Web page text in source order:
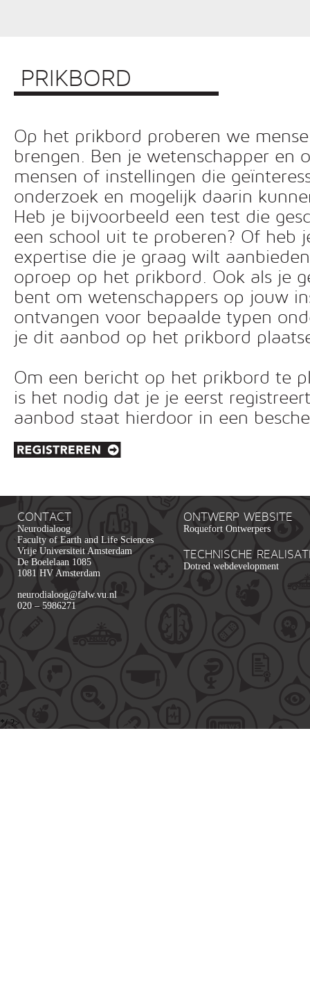
PRIKBORD
Op het prikbord proberen we
brengen. Ben je wetenschapper en
mensen of instellingen die
onderzoek en mogelijk daarin
Heb je bijvoorbeeld een test die
een school uit te proberen? Of heb
expertise die je graag wilt
oproep op het prikbord. Ook als je
bent om wetenschappers op jouw
ontvangen voor bepaalde typen
je dit aanbod op het prikbord
Om een bericht op het prikbord te
is het nodig dat je je eerst
aanbod staat hierdoor in een
CONTACT
Neurodialoog
Faculty of Earth and Life Sciences
Vrije Universiteit Amsterdam
De Boelelaan 1085
1081 HV Amsterdam
neurodialoog@falw.vu.nl
020 – 5986271
ONTWERP WEBSITE
Roquefort Ontwerpers
TECHNISCHE
Dotred webdevelopment
*/ ?>